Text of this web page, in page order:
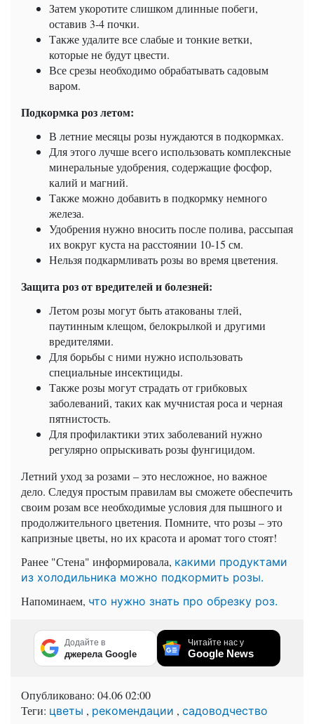
Затем укоротите слишком длинные побеги,
оставив 3-4 почки.
Также удалите все слабые и тонкие ветки,
которые не будут цвести.
Все срезы необходимо обрабатывать садовым
варом.
Подкормка роз летом:
В летние месяцы розы нуждаются в подкормках.
Для этого лучше всего использовать комплексные
минеральные удобрения, содержащие фосфор,
калий и магний.
Также можно добавить в подкормку немного
железа.
Удобрения нужно вносить после полива, рассыпая
их вокруг куста на расстоянии 10-15 см.
Нельзя подкармливать розы во время цветения.
Защита роз от вредителей и болезней:
Летом розы могут быть атакованы тлей,
паутинным клещом, белокрылкой и другими
вредителями.
Для борьбы с ними нужно использовать
специальные инсектициды.
Также розы могут страдать от грибковых
заболеваний, таких как мучнистая роса и черная
пятнистость.
Для профилактики этих заболеваний нужно
регулярно опрыскивать розы фунгицидом.
Летний уход за розами – это несложное, но важное
дело. Следуя простым правилам вы сможете обеспечить
своим розам все необходимые условия для пышного и
продолжительного цветения. Помните, что розы – это
капризные цветы, но их красота и аромат того стоят!
Ранее "Стена" информировала, какими продуктами
из холодильника можно подкормить розы.
Напоминаем, что нужно знать про обрезку роз.
Додайте в
джерела Google
Читайте нас у
Google News
Опубликовано: 04.06 02:00
Теги: цветы , рекомендации , садоводчество